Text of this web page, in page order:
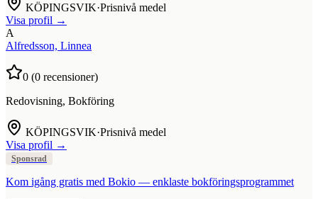
KÖPINGSVIK·Prisnivå medel
Visa profil →
A
Alfredsson, Linnea
0 (0 recensioner)
Redovisning, Bokföring
KÖPINGSVIK·Prisnivå medel
Visa profil →
Sponsrad
Kom igång gratis med Bokio — enklaste bokföringsprogrammet